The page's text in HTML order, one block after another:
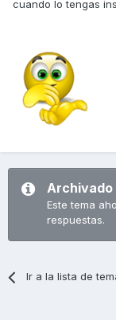
cuando lo tengas
Archivado
Este tema
respuestas.
Ir a la lista de